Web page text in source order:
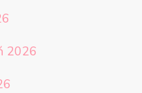
2026